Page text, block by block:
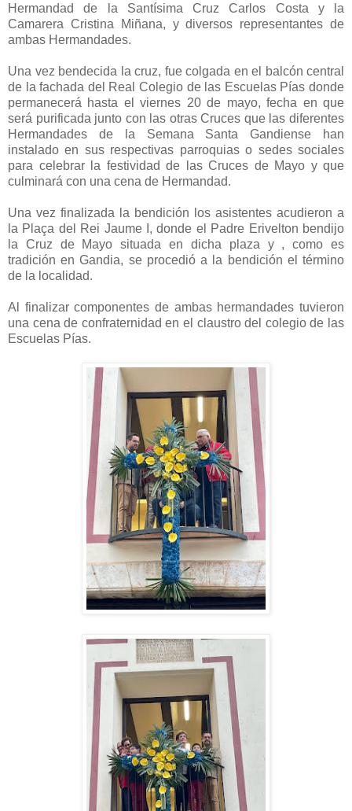
Hermandad de la Santísima Cruz Carlos Costa y la
Camarera Cristina Miñana, y diversos representantes de
ambas Hermandades.
Una vez bendecida la cruz, fue colgada en el balcón central
de la fachada del Real Colegio de las Escuelas Pías donde
permanecerá hasta el viernes 20 de mayo, fecha en que
será purificada junto con las otras Cruces que las diferentes
Hermandades de la Semana Santa Gandiense han
instalado en sus respectivas parroquias o sedes sociales
para celebrar la festividad de las Cruces de Mayo y que
culminará con una cena de Hermandad.
Una vez finalizada la bendición los asistentes acudieron a
la Plaça del Rei Jaume I, donde el Padre Erivelton bendijo
la Cruz de Mayo situada en dicha plaza y , como es
tradición en Gandia, se procedió a la bendición el término
de la localidad.
Al finalizar componentes de ambas hermandades tuvieron
una cena de confraternidad en el claustro del colegio de las
Escuelas Pías.